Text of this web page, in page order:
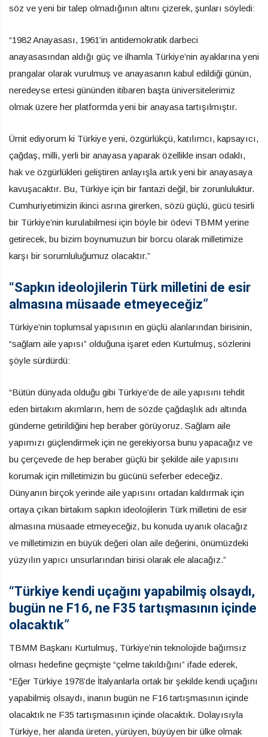
söz ve yeni bir talep olmadığının altını çizerek, şunları söyledi:
“1982 Anayasası, 1961’in antidemokratik darbeci
anayasasından aldığı güç ve ilhamla Türkiye’nin ayaklarına yeni
prangalar olarak vurulmuş ve anayasanın kabul edildiği günün,
neredeyse ertesi gününden itibaren başta üniversitelerimiz
olmak üzere her platformda yeni bir anayasa tartışılmıştır.
Ümit ediyorum ki Türkiye yeni, özgürlükçü, katılımcı, kapsayıcı,
çağdaş, milli, yerli bir anayasa yaparak özellikle insan odaklı,
hak ve özgürlükleri geliştiren anlayışla artık yeni bir anayasaya
kavuşacaktır. Bu, Türkiye için bir fantazi değil, bir zorunluluktur.
Cumhuriyetimizin ikinci asrına girerken, sözü güçlü, gücü tesirli
bir Türkiye’nin kurulabilmesi için böyle bir ödevi TBMM yerine
getirecek, bu bizim boynumuzun bir borcu olarak milletimize
karşı bir sorumluluğumuz olacaktır.”
“Sapkın ideolojilerin Türk milletini de esir
almasına müsaade etmeyeceğiz”
Türkiye’nin toplumsal yapısının en güçlü alanlarından birisinin,
“sağlam aile yapısı” olduğuna işaret eden Kurtulmuş, sözlerini
şöyle sürdürdü:
“Bütün dünyada olduğu gibi Türkiye’de de aile yapısını tehdit
eden birtakım akımların, hem de sözde çağdaşlık adı altında
gündeme getirildiğini hep beraber görüyoruz. Sağlam aile
yapımızı güçlendirmek için ne gerekiyorsa bunu yapacağız ve
bu çerçevede de hep beraber güçlü bir şekilde aile yapısını
korumak için milletimizin bu gücünü seferber edeceğiz.
Dünyanın birçok yerinde aile yapısını ortadan kaldırmak için
ortaya çıkan birtakım sapkın ideolojilerin Türk milletini de esir
almasına müsaade etmeyeceğiz, bu konuda uyanık olacağız
ve milletimizin en büyük değeri olan aile değerini, önümüzdeki
yüzyılın yapıcı unsurlarından birisi olarak ele alacağız.”
“Türkiye kendi uçağını yapabilmiş olsaydı,
bugün ne F16, ne F35 tartışmasının içinde
olacaktık”
TBMM Başkanı Kurtulmuş, Türkiye’nin teknolojide bağımsız
olması hedefine geçmişte “çelme takıldığını” ifade ederek,
“Eğer Türkiye 1978’de İtalyanlarla ortak bir şekilde kendi uçağını
yapabilmiş olsaydı, inanın bugün ne F16 tartışmasının içinde
olacaktık ne F35 tartışmasının içinde olacaktık. Dolayısıyla
Türkiye, her alanda üreten, yürüyen, büyüyen bir ülke olmak